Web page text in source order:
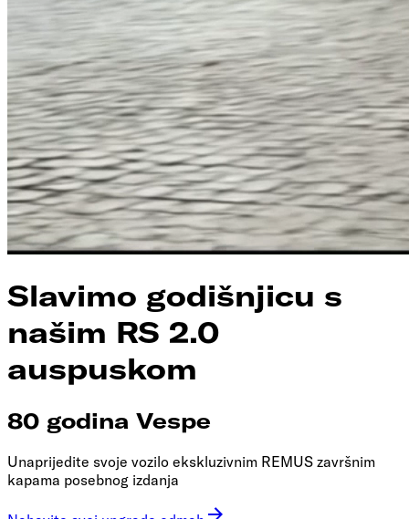
Slavimo godišnjicu s
našim RS 2.0
auspuskom
80 godina Vespe
Unaprijedite svoje vozilo ekskluzivnim REMUS završnim
kapama posebnog izdanja